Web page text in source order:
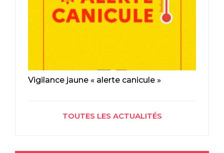
Vigilance jaune « alerte canicule »
TOUTES LES ACTUALITÉS